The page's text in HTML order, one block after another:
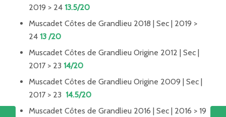
2019 > 24 13.5/20
Muscadet Côtes de Grandlieu 2018 | Sec | 2019 >
24 13 /20
Muscadet Côtes de Grandlieu Origine 2012 | Sec |
2017 > 23 14/20
Muscadet Côtes de Grandlieu Origine 2009 | Sec |
2017 > 23 14.5/20
Muscadet Côtes de Grandlieu 2016 | Sec | 2016 > 19